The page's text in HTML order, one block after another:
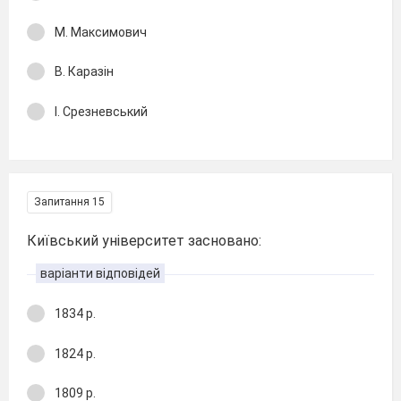
М. Максимович
В. Каразін
І. Срезневський
Запитання 15
Київський університет засновано:
варіанти відповідей
1834 р.
1824 р.
1809 р.